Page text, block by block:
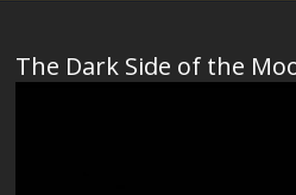
The Dark Side of the